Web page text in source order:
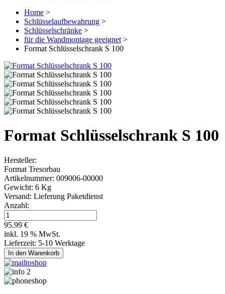
Home >
Schlüsselaufbewahrung >
Schlüsselschränke >
für die Wandmontage geeignet >
Format Schlüsselschrank S 100
Format Schlüsselschrank S 100
Hersteller:
Format Tresorbau
Artikelnummer: 009006-00000
Gewicht: 6 Kg
Versand: Lieferung Paketdienst
Anzahl:
95.99 €
inkl. 19 % MwSt.
Lieferzeit: 5-10 Werktage